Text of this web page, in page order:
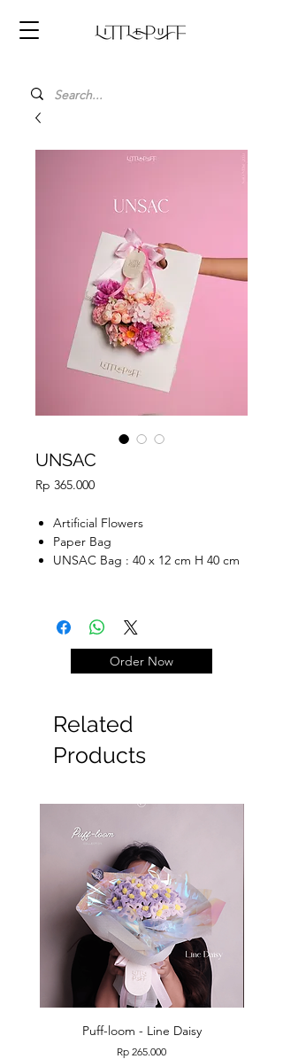
UNSAC
Rp 365.000Price
Artificial Flowers
Paper Bag
UNSAC Bag : 40 x 12 cm H 40 cm
Order Now
Related
Products
Puff-loom - Line Daisy
Price
Rp 265.000